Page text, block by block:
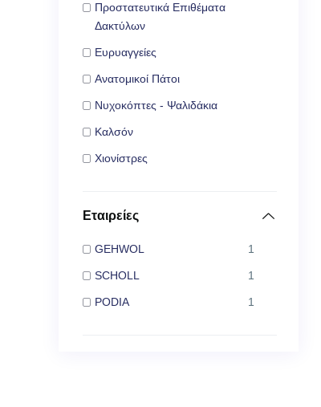
Προστατευτικά Επιθέματα
Δακτύλων
Ευρυαγγείες
Ανατομικοί Πάτοι
Νυχοκόπτες - Ψαλιδάκια
Καλσόν
Χιονίστρες
Εταιρείες
GEHWOL 1
SCHOLL 1
PODIA 1